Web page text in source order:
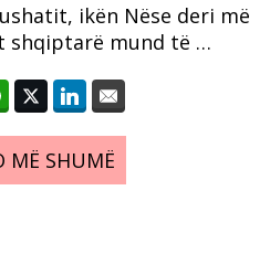
ikën Nëse deri më
shqiptarë mund të …
MË SHUMË